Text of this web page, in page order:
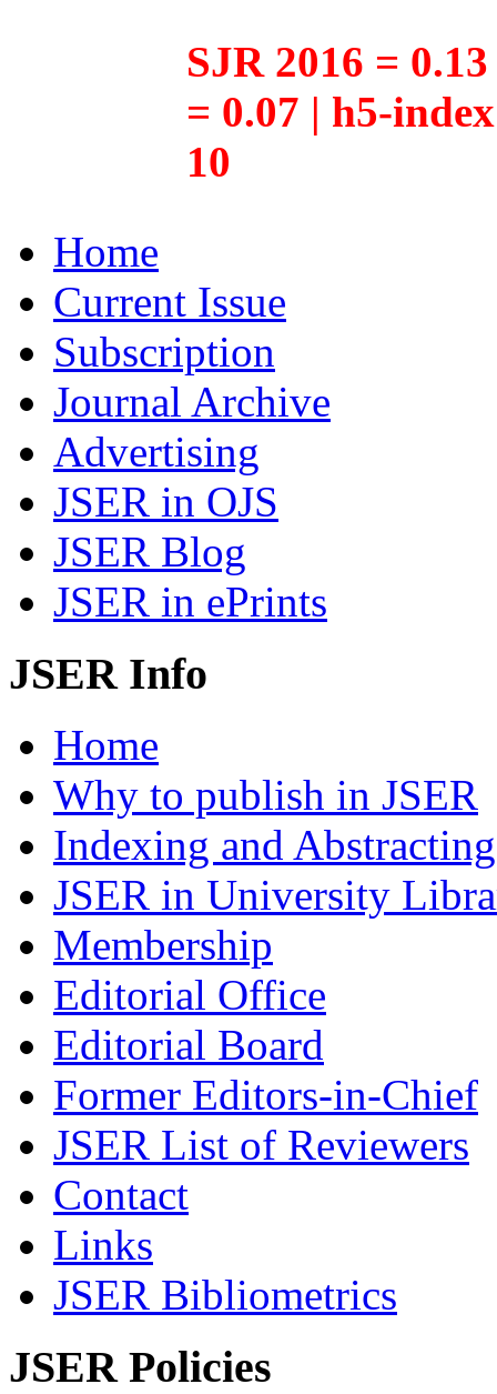
SJR 2016 =
= 0.07 | h5-
10
Home
Current Issue
Subscription
Journal Archive
Advertising
JSER in OJS
JSER Blog
JSER in ePrints
JSER Info
Home
Why to publish in JSER
Indexing and Abstracting
JSER in University
Membership
Editorial Office
Editorial Board
Former Editors-in-Chief
JSER List of Reviewers
Contact
Links
JSER Bibliometrics
JSER Policies